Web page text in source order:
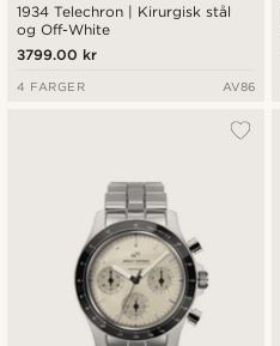
1934 Telechron | Kirurgisk stål
og Off-White
3799.00 kr
4 FARGER AV86